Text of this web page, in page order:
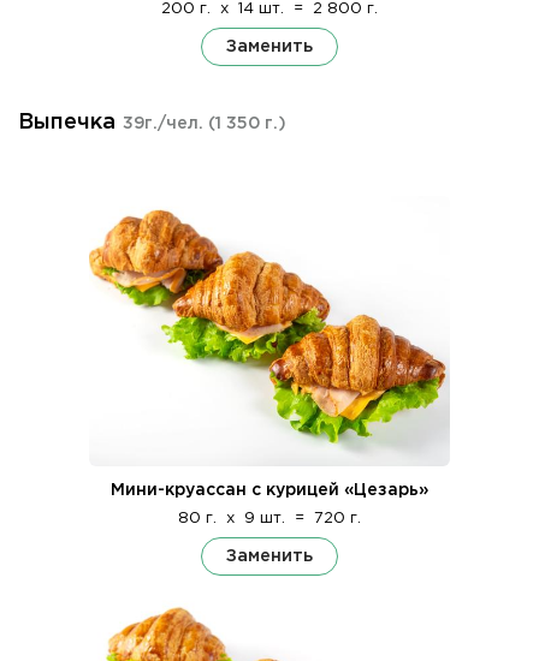
200 г. x 14 шт. = 2 800 г.
Заменить
Выпечка 39г./чел. (1 350 г.)
Мини-круассан с курицей «Цезарь»
80 г. x 9 шт. = 720 г.
Заменить